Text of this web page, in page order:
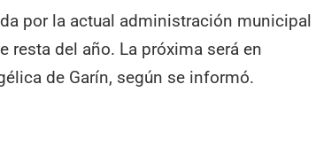
por la actual administración municipal
resta del año. La próxima será en
de Garín, según se informó.